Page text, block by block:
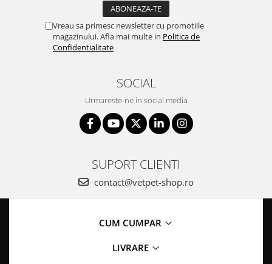
Vreau sa primesc newsletter cu promotiile
magazinului. Afla mai multe in Politica de
Confidentialitate
SOCIAL
Urmareste-ne in social media
SUPORT CLIENTI
contact@vetpet-shop.ro
CUM CUMPAR
LIVRARE